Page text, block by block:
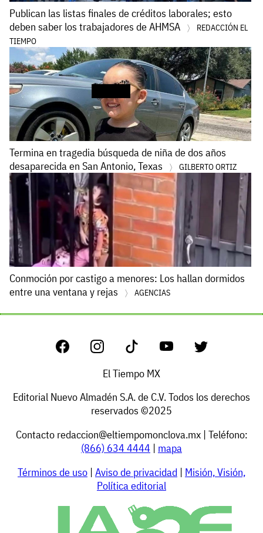
Publican las listas finales de créditos laborales; esto
deben saber los trabajadores de AHMSA
REDACCIÓN EL
TIEMPO
Termina en tragedia búsqueda de niña de dos años
desaparecida en San Antonio, Texas
GILBERTO ORTIZ
Conmoción por castigo a menores: Los hallan dormidos
entre una ventana y rejas
AGENCIAS
El Tiempo MX
Editorial Nuevo Almadén S.A. de C.V. Todos los derechos
reservados ©2025
Contacto redaccion@eltiempomonclova.mx| Teléfono:
(866) 634 4444 | mapa
Términos de uso | Aviso de privacidad | Misión, Visión,
Política editorial